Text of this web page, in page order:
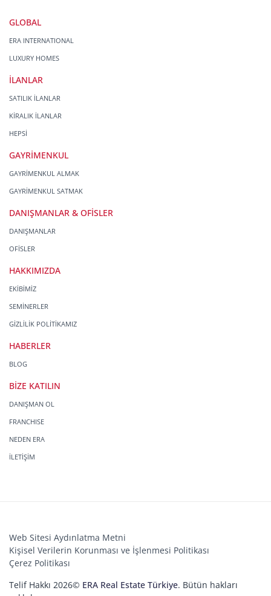
GLOBAL
ERA INTERNATIONAL
LUXURY HOMES
İLANLAR
SATILIK İLANLAR
KİRALIK İLANLAR
HEPSİ
GAYRİMENKUL
GAYRİMENKUL ALMAK
GAYRİMENKUL SATMAK
DANIŞMANLAR & OFİSLER
DANIŞMANLAR
OFİSLER
HAKKIMIZDA
EKİBİMİZ
SEMİNERLER
GİZLİLİK POLİTİKAMIZ
HABERLER
BLOG
BİZE KATILIN
DANIŞMAN OL
FRANCHISE
NEDEN ERA
İLETİŞİM
Web Sitesi Aydınlatma Metni
Kişisel Verilerin Korunması ve İşlenmesi Politikası
Çerez Politikası
Telif Hakkı 2026© ERA Real Estate Türkiye. Bütün hakları